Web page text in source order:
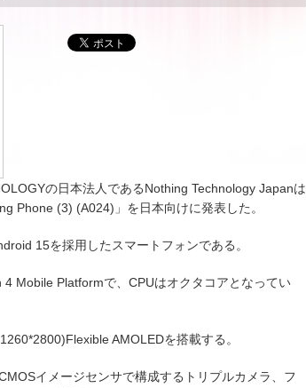
の日本法人であるNothing Technology Japanは
Phone (3) (A024)」を日本向けに発表した。
15を採用したスマートフォンである。
Mobile Platformで、CPUはオクタコアとなってい
AMOLEDを搭載する。
イメージセンサで構成するトリプルカメラ、フ